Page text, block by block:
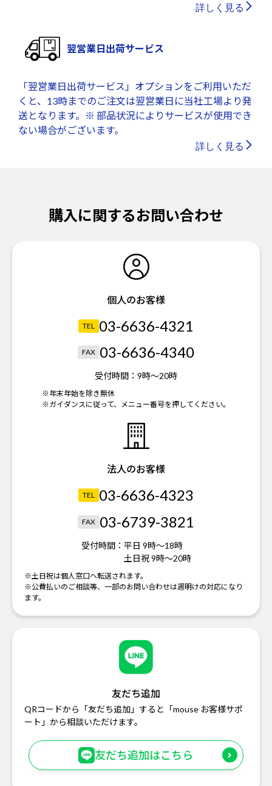
詳しく見る
翌営業日出荷サービス
「翌営業日出荷サービス」オプションをご利用いただ
くと、13時までのご注文は翌営業日に当社工場より発
送となります。※ 部品状況によりサービスが使用でき
ない場合がございます。
詳しく見る
購入に関するお問い合わせ
個人のお客様
TEL 03-6636-4321
FAX 03-6636-4340
受付時間： 9時～20時
※年末年始を除き無休
※ガイダンスに従って、メニュー番号を押してください。
法人のお客様
TEL 03-6636-4323
FAX 03-6739-3821
受付時間： 平日 9時～18時
土日祝 9時～20時
※土日祝は個人窓口へ転送されます。
※公費払いのご相談等、一部のお問い合わせは週明けの対応になり
ます。
友だち追加
QRコードから「友だち追加」すると「mouse お客様サポ
ート」から相談いただけます。
友だち追加はこちら